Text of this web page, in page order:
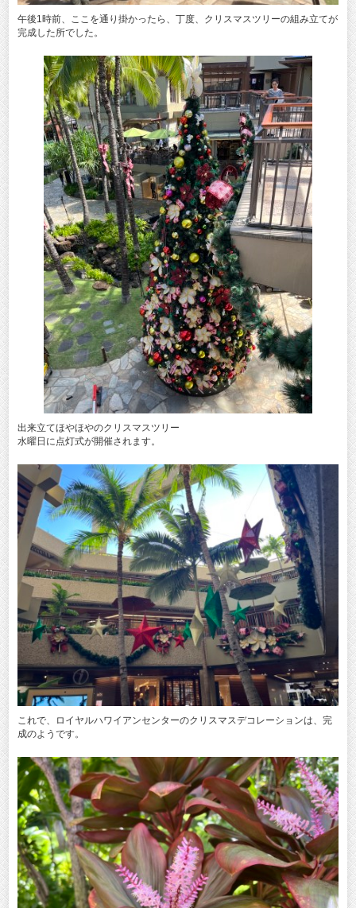
午後1時前、ここを通り掛かったら、丁度、クリスマスツリーの組み立てが
完成した所でした。
出来立てほやほやのクリスマスツリー
水曜日に点灯式が開催されます。
これで、ロイヤルハワイアンセンターのクリスマスデコレーションは、完
成のようです。